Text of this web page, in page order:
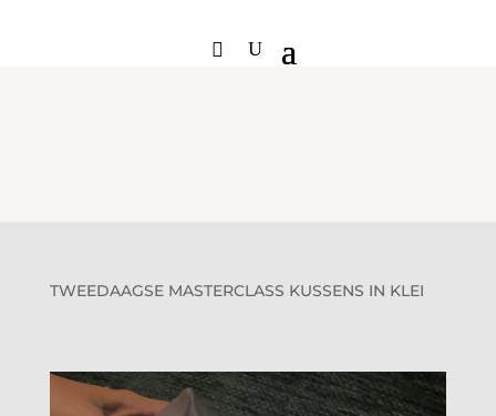
TWEEDAAGSE MASTERCLASS KUSSENS IN KLEI